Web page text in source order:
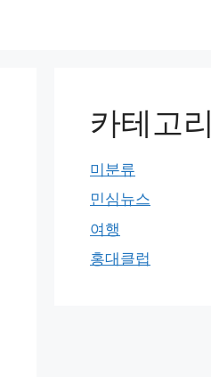
카테고리
미분류
민심뉴스
여행
홍대클럽